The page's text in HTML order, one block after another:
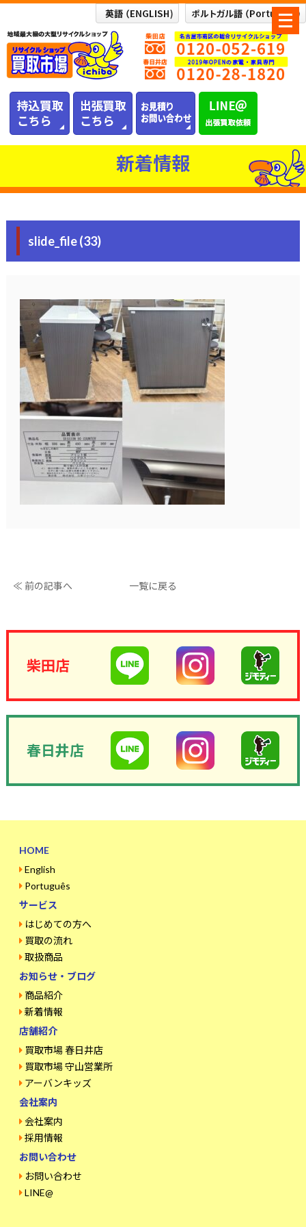
メ
ニ
ュ
ー
新着情報
slide_file (33)
≪ 前の記事へ 一覧に戻る
柴田店
春日井店
HOME
English
Português
サービス
はじめての方へ
買取の流れ
取扱商品
お知らせ・ブログ
商品紹介
新着情報
店舗紹介
買取市場 春日井店
買取市場 守山営業所
アーバンキッズ
会社案内
会社案内
採用情報
お問い合わせ
お問い合わせ
LINE@